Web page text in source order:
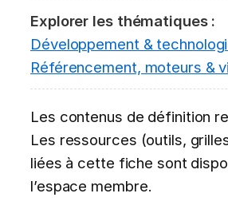
Explorer les thématiques :
Développement &
Référencement, moteurs &
Les contenus de définition
Les ressources (outils,
liées à cette fiche sont
l’espace membre.